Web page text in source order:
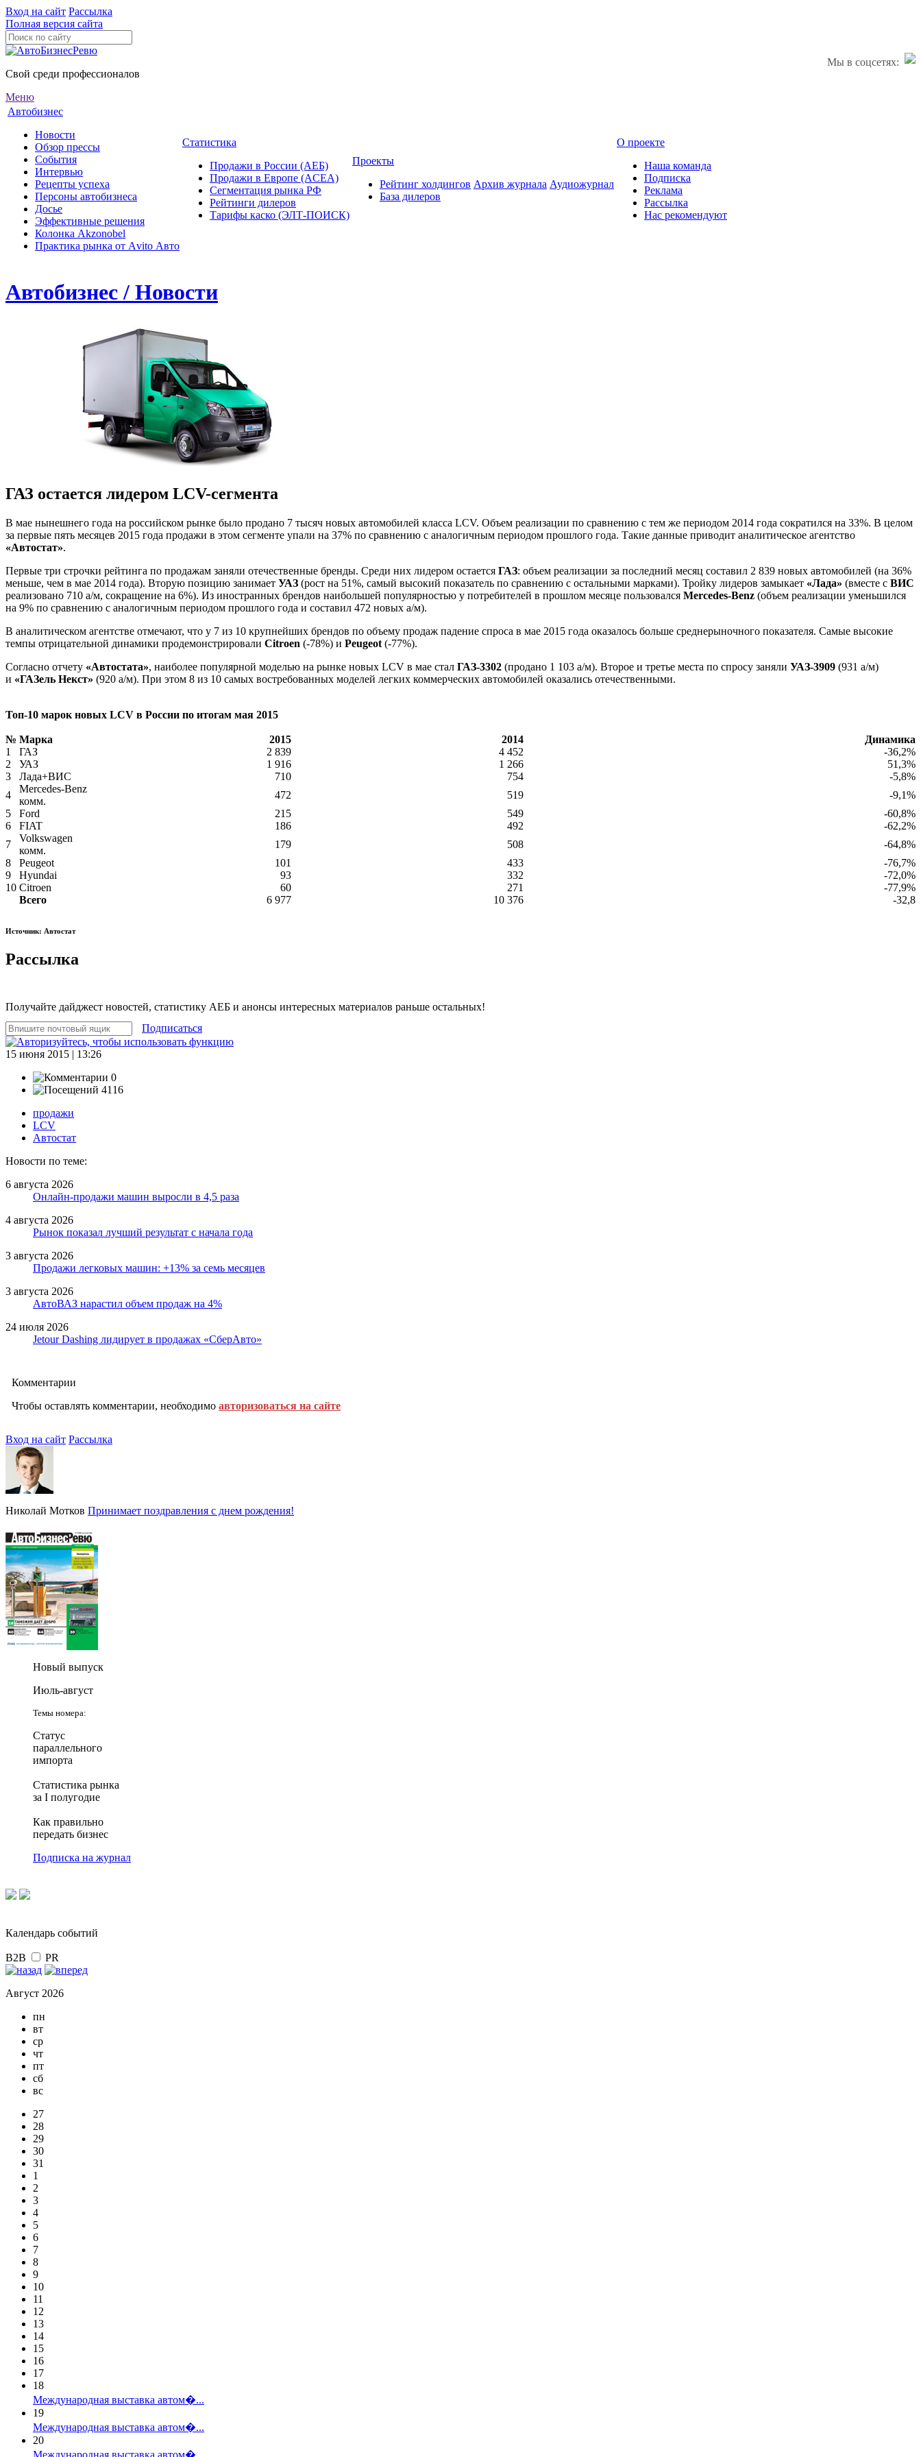
Вход на сайт Рассылка
Полная версия сайта
Мы в соцсетях:
Свой среди профессионалов
Меню
Автобизнес
Новости
Обзор прессы
События
Интервью
Рецепты успеха
Персоны автобизнеса
Досье
Эффективные решения
Колонка Akzonobel
Практика рынка от Аvito Авто
Статистика
Продажи в России (АЕБ)
Продажи в Европе (ACEA)
Сегментация рынка РФ
Рейтинги дилеров
Тарифы каско (ЭЛТ-ПОИСК)
Проекты
Рейтинг холдингов
База дилеров
Архив журнала Аудиожурнал
О проекте
Наша команда
Подписка
Реклама
Рассылка
Нас рекомендуют
Автобизнес / Новости
ГАЗ остается лидером LCV-сегмента
В мае нынешнего года на российском рынке было продано 7 тысяч новых автомобилей класса LCV. Объем реализации по сравнению с тем же периодом 2014 года сократился на 33%. В целом
за первые пять месяцев 2015 года продажи в этом сегменте упали на 37% по сравнению с аналогичным периодом прошлого года. Такие данные приводит аналитическое агентство
«Автостат».
Первые три строчки рейтинга по продажам заняли отечественные бренды. Среди них лидером остается ГАЗ: объем реализации за последний месяц составил 2 839 новых автомобилей (на 36%
меньше, чем в мае 2014 года). Вторую позицию занимает УАЗ (рост на 51%, самый высокий показатель по сравнению с остальными марками). Тройку лидеров замыкает «Лада» (вместе с ВИС
реализовано 710 а/м, сокращение на 6%). Из иностранных брендов наибольшей популярностью у потребителей в прошлом месяце пользовался Mercedes-Benz (объем реализации уменьшился
на 9% по сравнению с аналогичным периодом прошлого года и составил 472 новых а/м).
В аналитическом агентстве отмечают, что у 7 из 10 крупнейших брендов по объему продаж падение спроса в мае 2015 года оказалось больше среднерыночного показателя. Самые высокие
темпы отрицательной динамики продемонстрировали Citroen (-78%) и Peugeot (-77%).
Согласно отчету «Автостата», наиболее популярной моделью на рынке новых LCV в мае стал ГАЗ-3302 (продано 1 103 а/м). Второе и третье места по спросу заняли УАЗ-3909 (931 а/м)
и «ГАЗель Некст» (920 а/м). При этом 8 из 10 самых востребованных моделей легких коммерческих автомобилей оказались отечественными.
Топ-10 марок новых LCV в России по итогам мая 2015
№ Марка 2015 2014
Динамика
1
ГАЗ 2 839 4 452
-36,2%
2
УАЗ 1 916 1 266
51,3%
3
Лада+ВИС 710 754
-5,8%
4
Mercedes-Benz
комм.
472 519
-9,1%
5
Ford 215 549
-60,8%
6
FIAT 186 492
-62,2%
7
Volkswagen
комм.
179 508
-64,8%
8
Peugeot 101 433
-76,7%
9
Hyundai 93 332
-72,0%
10 Citroen 60 271
-77,9%
Всего
6 977 10 376 -32,8
Источник: Автостат
Рассылка
Получайте дайджест новостей, статистику АЕБ и анонсы интересных материалов раньше остальных!
Подписаться
15 июня 2015 | 13:26
0
4116
продажи
LCV
Автостат
Новости по теме:
6 августа 2026
Онлайн-продажи машин выросли в 4,5 раза
4 августа 2026
Рынок показал лучший результат с начала года
3 августа 2026
Продажи легковых машин: +13% за семь месяцев
3 августа 2026
АвтоВАЗ нарастил объем продаж на 4%
24 июля 2026
Jetour Dashing лидирует в продажах «СберАвто»
Комментарии
Чтобы оставлять комментарии, необходимо авторизоваться на сайте
Вход на сайт Рассылка
Николай Мотков Принимает поздравления с днем рождения!
Новый выпуск
Июль-август
Темы номера:
Статус
параллельного
импорта
Статистика рынка
за I полугодие
Как правильно
передать бизнес
Подписка на журнал
Календарь событий
B2B PR
Август 2026
пн
вт
ср
чт
пт
сб
вс
27
28
29
30
31
1
2
3
4
5
6
7
8
9
10
11
12
13
14
15
16
17
18
Международная выставка автом�...
19
Международная выставка автом�...
20
Международная выставка автом�...